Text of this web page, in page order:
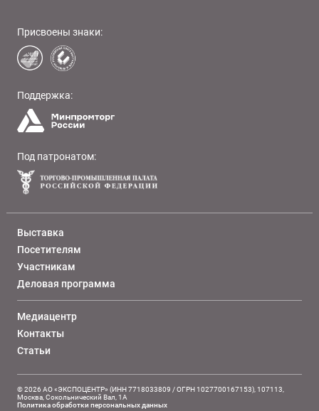
Присвоены знаки:
Поддержка:
Под патронатом:
Выставка
Посетителям
Участникам
Деловая программа
Медиацентр
Контакты
Статьи
© 2026 АО «ЭКСПОЦЕНТР» (ИНН 7718033809 / ОГРН 1027700167153), 107113,
Москва, Сокольнический Вал, 1А
Политика обработки персональных данных